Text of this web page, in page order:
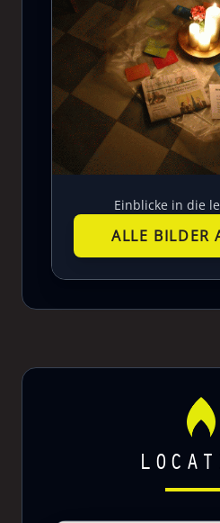
Einblicke in die
ALLE BILDER